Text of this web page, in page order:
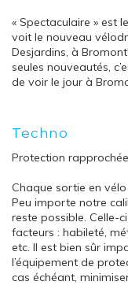
« Spectaculaire » est
voit le nouveau
Desjardins, à
seules nouveautés,
de voir le jour à
Techno
Protection
Chaque sortie en
Peu importe notre
reste possible. Celle-
facteurs : habileté,
etc. Il est bien sûr
l’équipement de
cas échéant,